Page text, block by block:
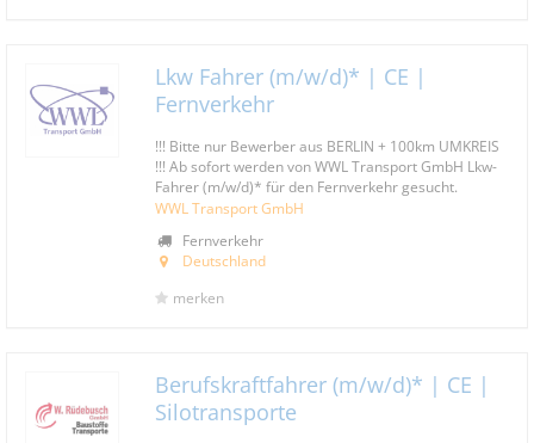
Lkw Fahrer (m/w/d)* | CE |
Fernverkehr
!!! Bitte nur Bewerber aus BERLIN + 100km UMKREIS
!!! Ab sofort werden von WWL Transport GmbH Lkw-
Fahrer (m/w/d)* für den Fernverkehr gesucht.
WWL Transport GmbH
Fernverkehr
Deutschland
merken
Berufskraftfahrer (m/w/d)* | CE |
Silotransporte